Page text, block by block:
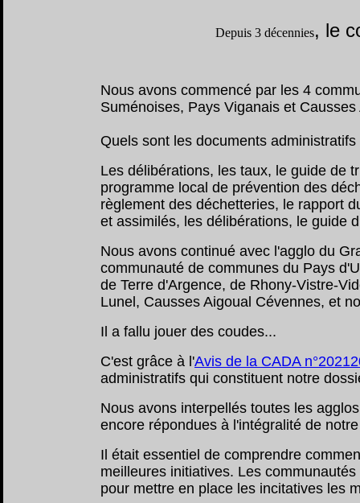
Depuis 3 décennies, le
Nous avons commencé par les 4
Suménoises, Pays Viganais et
Quels sont les documents
Les délibérations, les taux, le guide de
programme local de prévention des
règlement des déchetteries, le rapport
et assimilés, les délibérations, le guide
Nous avons continué avec l'agglo du
communauté de communes du Pays
de Terre d'Argence, de Rhony-Vistre-
Lunel, Causses Aigoual Cévennes, et
Il a fallu jouer des coudes...
C'est grâce à l'Avis de la CADA
administratifs qui constituent notre
Nous avons interpellés toutes les
encore répondues à l'intégralité de
Il était essentiel de comprendre
meilleures initiatives. Les
pour mettre en place les incitatives les